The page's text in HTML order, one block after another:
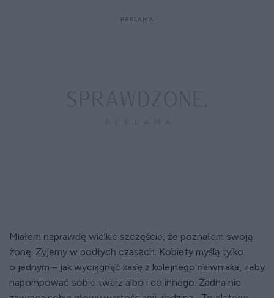
Miałem naprawdę wielkie szczęście, że poznałem swoją
żonę. Żyjemy w podłych czasach. Kobiety myślą tylko
o jednym – jak wyciągnąć kasę z kolejnego naiwniaka, żeby
napompować sobie twarz albo i co innego. Żadna nie